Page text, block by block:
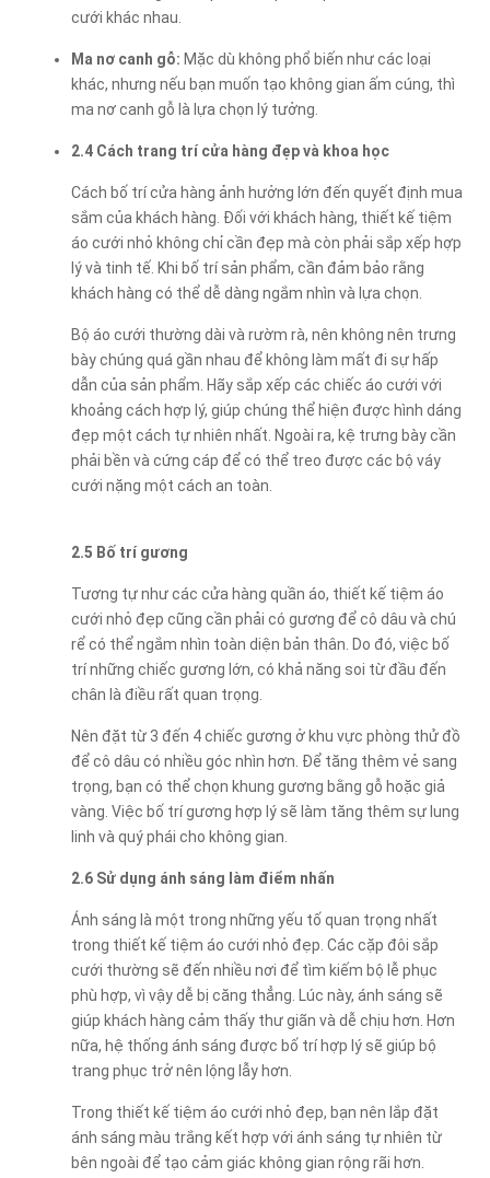
cưới khác nhau.
Ma nơ canh gỗ: Mặc dù không phổ biến như các loại
khác, nhưng nếu bạn muốn tạo không gian ấm cúng, thì
ma nơ canh gỗ là lựa chọn lý tưởng.
2.4 Cách trang trí cửa hàng đẹp và khoa học
Cách bố trí cửa hàng ảnh hưởng lớn đến quyết định mua
sắm của khách hàng. Đối với khách hàng, thiết kế tiệm
áo cưới nhỏ không chỉ cần đẹp mà còn phải sắp xếp hợp
lý và tinh tế. Khi bố trí sản phẩm, cần đảm bảo rằng
khách hàng có thể dễ dàng ngắm nhìn và lựa chọn.
Bộ áo cưới thường dài và rườm rà, nên không nên trưng
bày chúng quá gần nhau để không làm mất đi sự hấp
dẫn của sản phẩm. Hãy sắp xếp các chiếc áo cưới với
khoảng cách hợp lý, giúp chúng thể hiện được hình dáng
đẹp một cách tự nhiên nhất. Ngoài ra, kệ trưng bày cần
phải bền và cứng cáp để có thể treo được các bộ váy
cưới nặng một cách an toàn.
2.5 Bố trí gương
Tương tự như các cửa hàng quần áo, thiết kế tiệm áo
cưới nhỏ đẹp cũng cần phải có gương để cô dâu và chú
rể có thể ngắm nhìn toàn diện bản thân. Do đó, việc bố
trí những chiếc gương lớn, có khả năng soi từ đầu đến
chân là điều rất quan trọng.
Nên đặt từ 3 đến 4 chiếc gương ở khu vực phòng thử đồ
để cô dâu có nhiều góc nhìn hơn. Để tăng thêm vẻ sang
trọng, bạn có thể chọn khung gương bằng gỗ hoặc giả
vàng. Việc bố trí gương hợp lý sẽ làm tăng thêm sự lung
linh và quý phái cho không gian.
2.6 Sử dụng ánh sáng làm điểm nhấn
Ánh sáng là một trong những yếu tố quan trọng nhất
trong thiết kế tiệm áo cưới nhỏ đẹp. Các cặp đôi sắp
cưới thường sẽ đến nhiều nơi để tìm kiếm bộ lễ phục
phù hợp, vì vậy dễ bị căng thẳng. Lúc này, ánh sáng sẽ
giúp khách hàng cảm thấy thư giãn và dễ chịu hơn. Hơn
nữa, hệ thống ánh sáng được bố trí hợp lý sẽ giúp bộ
trang phục trở nên lộng lẫy hơn.
Trong thiết kế tiệm áo cưới nhỏ đẹp, bạn nên lắp đặt
ánh sáng màu trắng kết hợp với ánh sáng tự nhiên từ
bên ngoài để tạo cảm giác không gian rộng rãi hơn.